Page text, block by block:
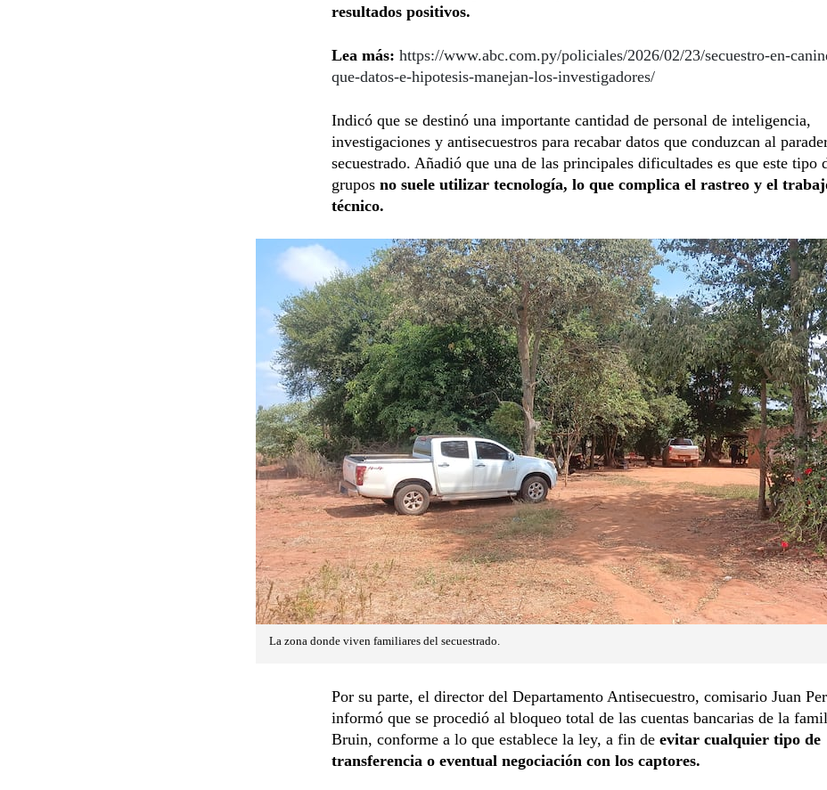
resultados positivos.
Lea más: https://www.abc.com.py/policiales/2026/02/23/secuestro-en-
que-datos-e-hipotesis-manejan-los-investigadores/
Indicó que se destinó una importante cantidad de personal de inteligencia,
investigaciones y antisecuestros para recabar datos que conduzcan al
secuestrado. Añadió que una de las principales dificultades es que este tipo
grupos no suele utilizar tecnología, lo que complica el rastreo y el
técnico.
La zona donde viven familiares del secuestrado.
Por su parte, el director del Departamento Antisecuestro, comisario Juan
informó que se procedió al bloqueo total de las cuentas bancarias de la
Bruin, conforme a lo que establece la ley, a fin de evitar cualquier tipo de
transferencia o eventual negociación con los captores.